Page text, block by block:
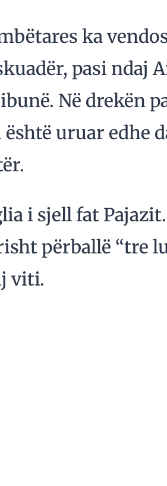
ka
pasi ndaj
Në drekën
uruar edhe
i sjell fat
përballë “tre
viti.